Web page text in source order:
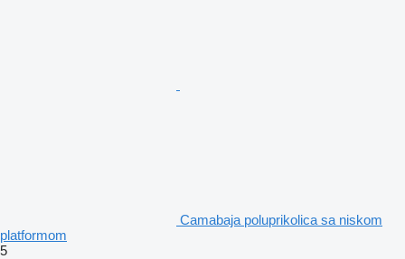
Camabaja poluprikolica sa niskom
platformom
5